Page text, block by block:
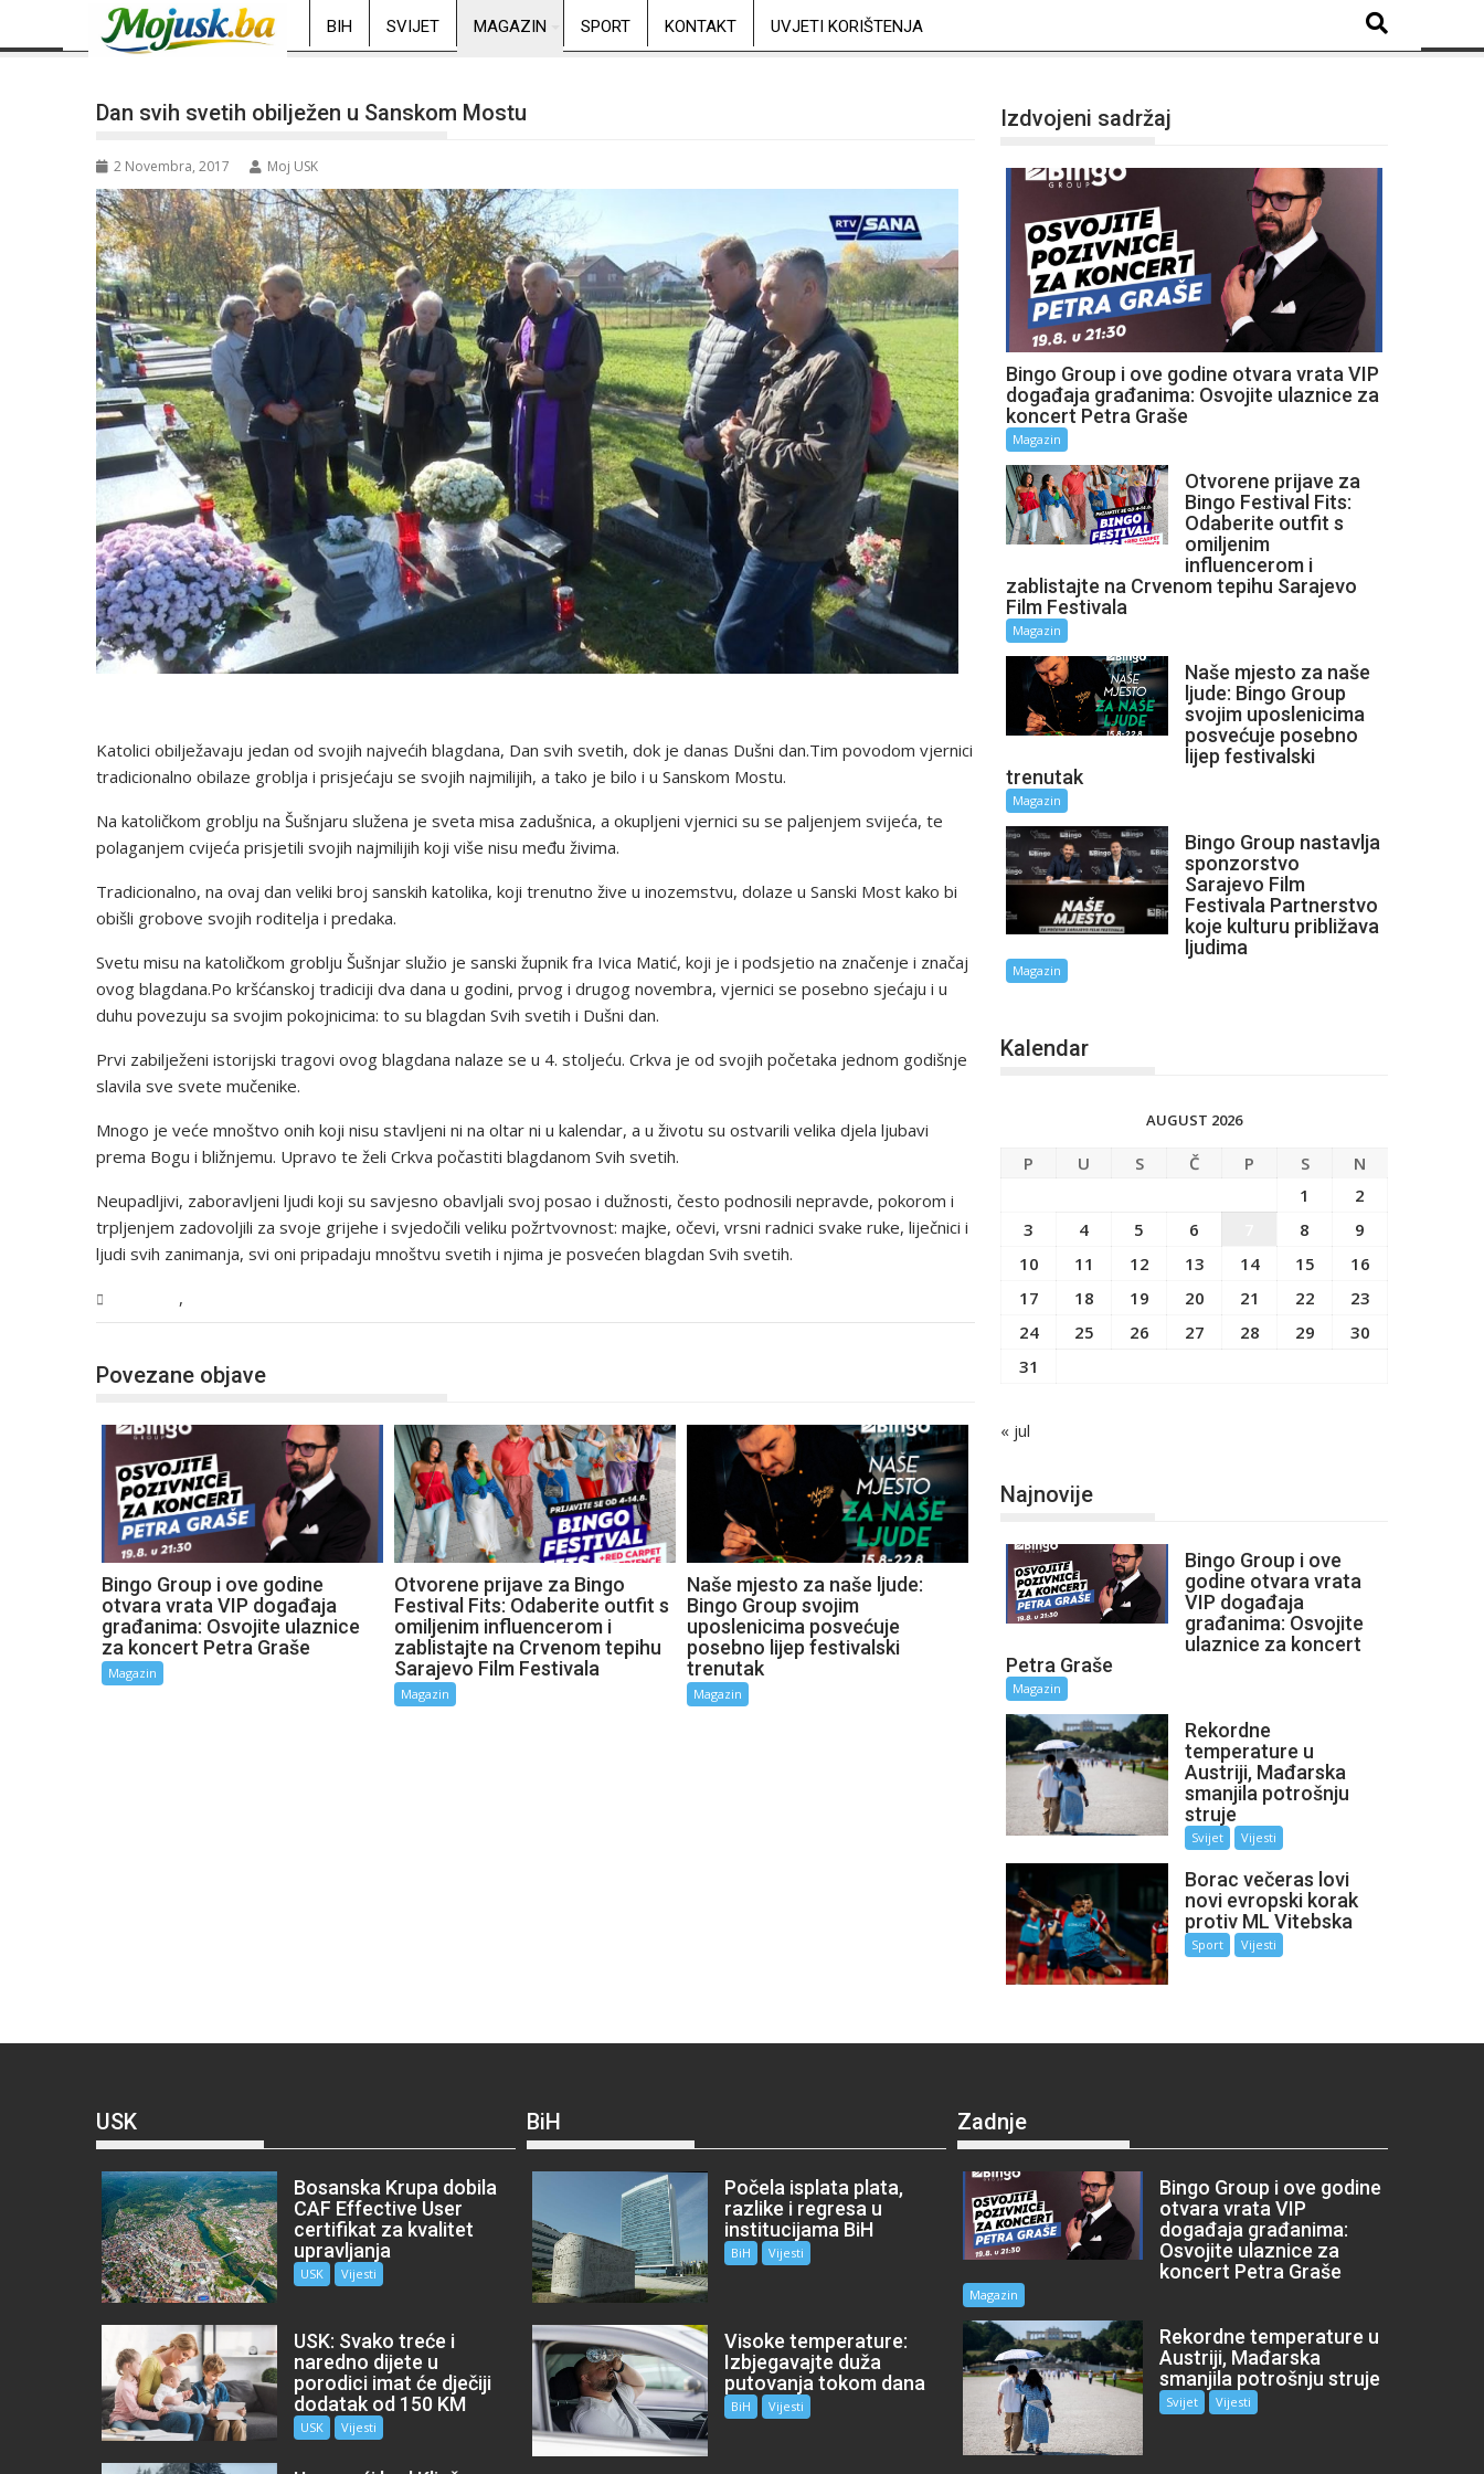
BIH SVIJET MAGAZIN SPORT KONTAKT UVJETI KORIŠTENJA
Dan svih svetih obilježen u Sanskom Mostu
2 Novembra, 2017 Moj USK
Katolici obilježavaju jedan od svojih najvećih blagdana, Dan svih svetih, dok je danas Dušni dan.Tim povodom vjernici
tradicionalno obilaze groblja i prisjećaju se svojih najmilijih, a tako je bilo i u Sanskom Mostu.
Na katoličkom groblju na Šušnjaru služena je sveta misa zadušnica, a okupljeni vjernici su se paljenjem svijeća, te
polaganjem cvijeća prisjetili svojih najmilijih koji više nisu među živima.
Tradicionalno, na ovaj dan veliki broj sanskih katolika, koji trenutno žive u inozemstvu, dolaze u Sanski Most kako bi
obišli grobove svojih roditelja i predaka.
Svetu misu na katoličkom groblju Šušnjar služio je sanski župnik fra Ivica Matić, koji je i podsjetio na značenje i značaj
ovog blagdana.Po kršćanskoj tradiciji dva dana u godini, prvog i drugog novembra, vjernici se posebno sjećaju i u
duhu povezuju sa svojim pokojnicima: to su blagdan Svih svetih i Dušni dan.
Prvi zabilježeni istorijski tragovi ovog blagdana nalaze se u 4. stoljeću. Crkva je od svojih početaka jednom godišnje
slavila sve svete mučenike.
Mnogo je veće mnoštvo onih koji nisu stavljeni ni na oltar ni u kalendar, a u životu su ostvarili velika djela ljubavi
prema Bogu i bližnjemu. Upravo te želi Crkva počastiti blagdanom Svih svetih.
Neupadljivi, zaboravljeni ljudi koji su savjesno obavljali svoj posao i dužnosti, često podnosili nepravde, pokorom i
trpljenjem zadovoljili za svoje grijehe i svjedočili veliku požrtvovnost: majke, očevi, vrsni radnici svake ruke, liječnici i
ljudi svih zanimanja, svi oni pripadaju mnoštvu svetih i njima je posvećen blagdan Svih svetih.
,
Povezane objave
Bingo Group i ove godine
otvara vrata VIP događaja
građanima: Osvojite ulaznice
za koncert Petra Graše
Magazin
Otvorene prijave za Bingo
Festival Fits: Odaberite outfit s
omiljenim influencerom i
zablistajte na Crvenom tepihu
Sarajevo Film Festivala
Magazin
Naše mjesto za naše ljude:
Bingo Group svojim
uposlenicima posvećuje
posebno lijep festivalski
trenutak
Magazin
Izdvojeni sadržaj
Bingo Group i ove godine otvara vrata VIP
događaja građanima: Osvojite ulaznice za
koncert Petra Graše
Magazin
Otvorene prijave za
Bingo Festival Fits:
Odaberite outfit s
omiljenim
influencerom i
zablistajte na Crvenom tepihu Sarajevo
Film Festivala
Magazin
Naše mjesto za naše
ljude: Bingo Group
svojim uposlenicima
posvećuje posebno
lijep festivalski
trenutak
Magazin
Bingo Group nastavlja
sponzorstvo
Sarajevo Film
Festivala Partnerstvo
koje kulturu približava
ljudima
Magazin
Kalendar
AUGUST 2026
P U S Č P S
N
1
2
3
4 5 6 8
9
10
11 12 13 14 15
16
17
18 19 20 21 22
23
24
25 26 27 28 29
30
31
« jul
Najnovije
Bingo Group i ove
godine otvara vrata
VIP događaja
građanima: Osvojite
ulaznice za koncert
Petra Graše
Magazin
Rekordne
temperature u
Austriji, Mađarska
smanjila potrošnju
struje
Svijet Vijesti
Borac večeras lovi
novi evropski korak
protiv ML Vitebska
Sport Vijesti
USK
Bosanska Krupa dobila
CAF Effective User
certifikat za kvalitet
upravljanja
USK Vijesti
USK: Svako treće i
naredno dijete u
porodici imat će dječiji
dodatak od 150 KM
USK Vijesti
BiH
Počela isplata plata,
razlike i regresa u
institucijama BiH
BiH Vijesti
Visoke temperature:
Izbjegavajte duža
putovanja tokom dana
BiH Vijesti
Zadnje
Bingo Group i ove godine
otvara vrata VIP
događaja građanima:
Osvojite ulaznice za
koncert Petra Graše
Magazin
Rekordne temperature u
Austriji, Mađarska
smanjila potrošnju struje
Svijet Vijesti